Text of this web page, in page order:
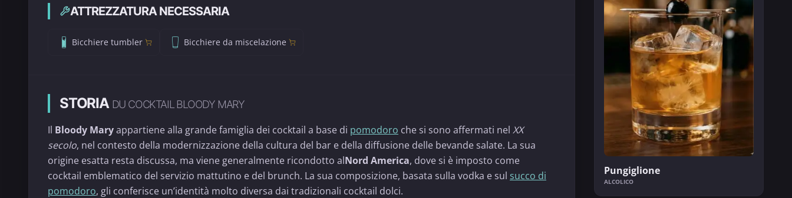
ATTREZZATURA NECESSARIA
Bicchiere tumbler Bicchiere da miscelazione
STORIA DU COCKTAIL BLOODY MARY
Il Bloody Maryappartiene alla grande famiglia dei cocktail a base di pomodoro che si sono affermati nel XX
secolo, nel contesto della modernizzazione della cultura del bar e della diffusione delle bevande salate. La sua
origine esatta resta discussa, ma viene generalmente ricondotto alNord America, dove si è imposto come
cocktail emblematico del servizio mattutino e del brunch. La sua composizione, basata sulla vodka e sul succo di
pomodoro, gli conferisce un’identità molto diversa dai tradizionali cocktail dolci.
Pungiglione
ALCOLICO